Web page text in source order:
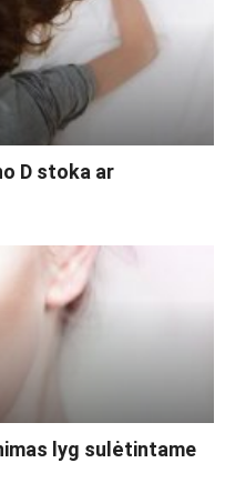
D stoka ar
lyg sulėtintame